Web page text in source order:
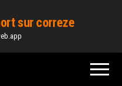
sur correze